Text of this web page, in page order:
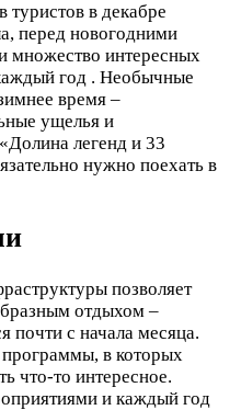
туристов в декабре
перед новогодними
множество интересных
год . Необычные
время –
ущелья и
легенд и 33
нужно поехать в
позволяет
отдыхом –
почти с начала месяца.
в которых
что-то интересное.
и каждый год